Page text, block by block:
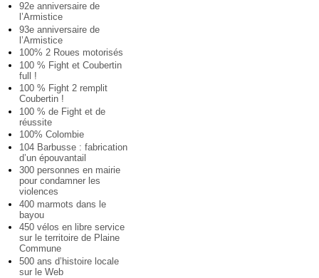
92e anniversaire de
l’Armistice
93e anniversaire de
l’Armistice
100% 2 Roues motorisés
100 % Fight et Coubertin
full !
100 % Fight 2 remplit
Coubertin !
100 % de Fight et de
réussite
100% Colombie
104 Barbusse : fabrication
d’un épouvantail
300 personnes en mairie
pour condamner les
violences
400 marmots dans le
bayou
450 vélos en libre service
sur le territoire de Plaine
Commune
500 ans d’histoire locale
sur le Web